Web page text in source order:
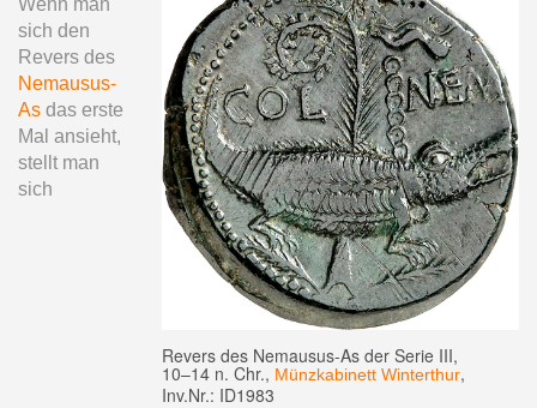
Revers des Nemausus-As der Serie III,
10–14 n. Chr., Münzkabinett Winterthur,
Inv.Nr.: ID1983
Wenn man
sich den
Revers des
Nemausus-
As das erste
Mal ansieht,
stellt man
sich